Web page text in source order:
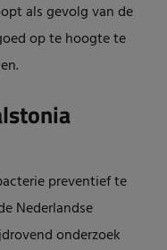
als gevolg van de
op te hoogte te
preventief te
Nederlandse
onderzoek